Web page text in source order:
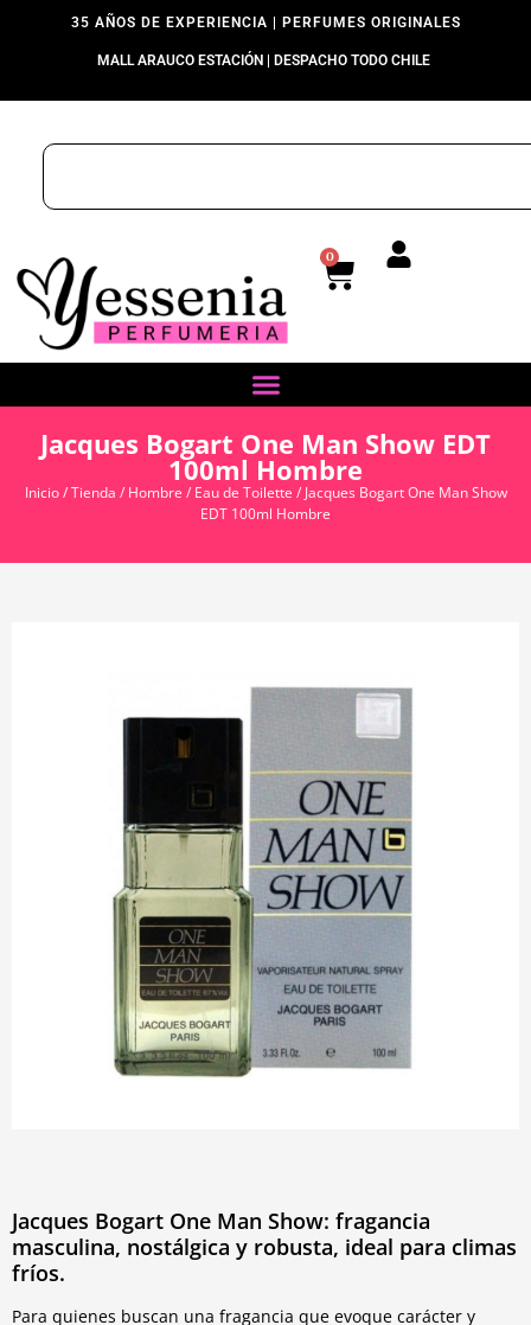
35 AÑOS DE EXPERIENCIA | PERFUMES ORIGINALES
MALL ARAUCO ESTACIÓN | DESPACHO TODO CHILE
0
Jacques Bogart One Man Show EDT
100ml Hombre
Inicio/Tienda / Hombre / Eau de Toilette / Jacques Bogart One Man Show
EDT 100ml Hombre
Jacques Bogart One Man Show: fragancia
masculina, nostálgica y robusta, ideal para climas
fríos.
Para quienes buscan una fragancia que evoque carácter y